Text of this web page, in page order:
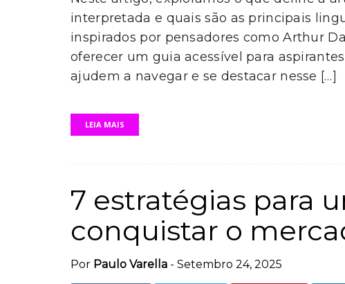
interpretada e quais são as principais
inspirados por pensadores como Arthur
oferecer um guia acessível para
ajudem a navegar e se destacar nesse […]
LEIA MAIS
7 estratégias para
conquistar o
PorPaulo Varella-Setembro 24, 2025